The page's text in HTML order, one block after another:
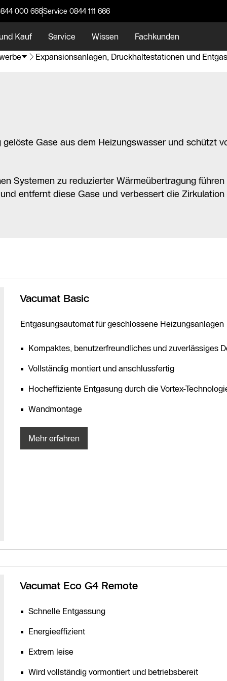
000 666Service 0844 111 666
Kauf Service Wissen Fachkunden
Expansionsanlagen, Druckhaltestationen und
Gase aus dem Heizungswasser und schützt
Systemen zu reduzierter Wärmeübertragung
entfernt diese Gase und verbessert die Zirkulation
Vacumat Basic
Entgasungsautomat für geschlossene Heizungsanlagen
Kompaktes, benutzerfreundliches und zuverlässiges
Vollständig montiert und anschlussfertig
Hocheffiziente Entgasung durch die Vortex-
Wandmontage
Mehr erfahren
Vacumat Eco G4 Remote
Schnelle Entgassung
Energieeffizient
Extrem leise
Wird vollständig vormontiert und betriebsbereit